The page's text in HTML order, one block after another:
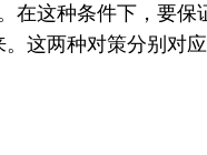
在这种条件下，要保
这两种对策分别对